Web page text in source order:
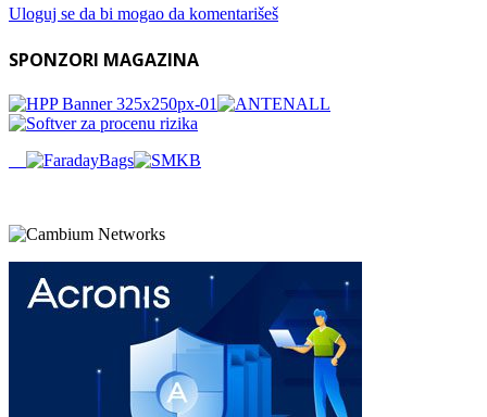
Uloguj se da bi mogao da komentarišeš
SPONZORI MAGAZINA